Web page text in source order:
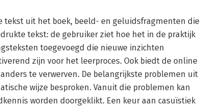
tekst uit het boek, beeld- en geluidsfragmenten die
tekst: de gebruiker ziet hoe het in de praktijk
toegevoegd die nieuwe inzichten
zijn voor het leerproces. Ook biedt de online
te verwerven. De belangrijkste problemen uit
wijze besproken. Vanuit die problemen kan
worden doorgeklikt. Een keur aan casuïstiek